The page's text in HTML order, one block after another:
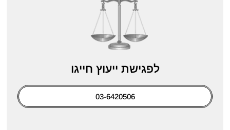
לפגישת ייעוץ חייגו
03-6420506